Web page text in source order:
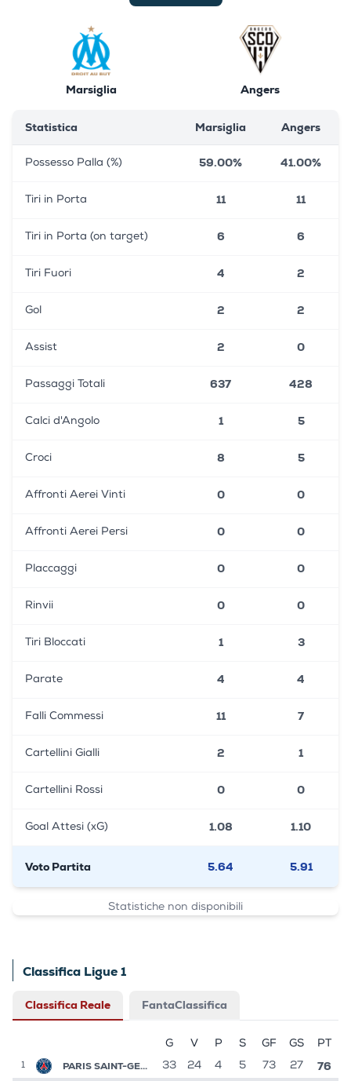
Marsiglia Angers
Statistica Marsiglia Angers
Possesso Palla (%) 59.00% 41.00%
Tiri in Porta 11 11
Tiri in Porta (on target) 6 6
Tiri Fuori 4 2
Gol 2 2
Assist 2 0
Passaggi Totali 637 428
Calci d'Angolo 1 5
Croci 8 5
Affronti Aerei Vinti 0 0
Affronti Aerei Persi 0 0
Placcaggi 0 0
Rinvii 0 0
Tiri Bloccati 1 3
Parate 4 4
Falli Commessi 11 7
Cartellini Gialli 2 1
Cartellini Rossi 0 0
Goal Attesi (xG) 1.08 1.10
Voto Partita 5.64 5.91
Statistiche non disponibili
Classifica Ligue 1
Classifica Reale FantaClassifica
G V P S GF GS PT
1 PARIS SAINT-GERMAIN 33 24 4 5 73 27 76